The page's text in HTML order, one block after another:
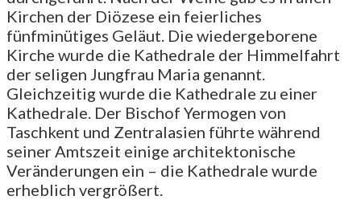
Kirchen der Diözese ein feierliches
fünfminütiges Geläut. Die wiedergeborene
Kirche wurde die Kathedrale der Himmelfahrt
der seligen Jungfrau Maria genannt.
Gleichzeitig wurde die Kathedrale zu einer
Kathedrale. Der Bischof Yermogen von
Taschkent und Zentralasien führte während
seiner Amtszeit einige architektonische
Veränderungen ein – die Kathedrale wurde
erheblich vergrößert.